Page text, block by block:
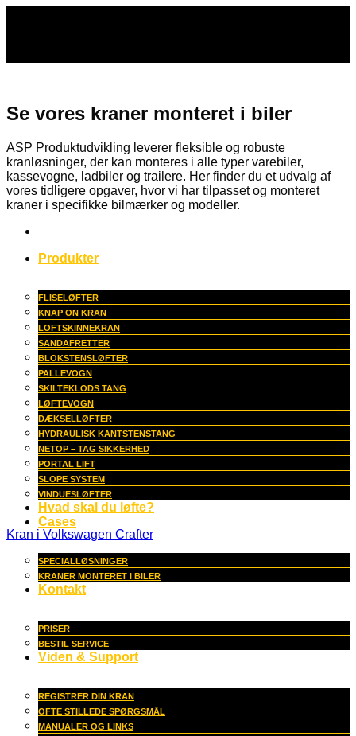
Produkter
FLISELØFTER
KNAP ON KRAN
LOFTSKINNEKRAN
SANDAFRETTER
BLOKSTENSLØFTER
PALLEVOGN
SKILTEKLODS TANG
LØFTEVOGN
DÆKSELLØFTER
HYDRAULISK KANTSTENSTANG
NETOP – TAG SIKKERHED
PORTAL LIFT
SLOPE SYSTEM
VINDUESLØFTER
Hvad skal du løfte?
Cases
SPECIALLØSNINGER
KRANER MONTERET I BILER
Kontakt
PRISER
BESTIL SERVICE
Viden & Support
REGISTRER DIN KRAN
OFTE STILLEDE SPØRGSMÅL
MANUALER OG LINKS
Se vores kraner monteret i biler
ASP Produktudvikling leverer fleksible og robuste
kranløsninger, der kan monteres i alle typer varebiler,
kassevogne, ladbiler og trailere. Her finder du et udvalg af
vores tidligere opgaver, hvor vi har tilpasset og monteret
kraner i specifikke bilmærker og modeller.
Kran i Volkswagen Crafter